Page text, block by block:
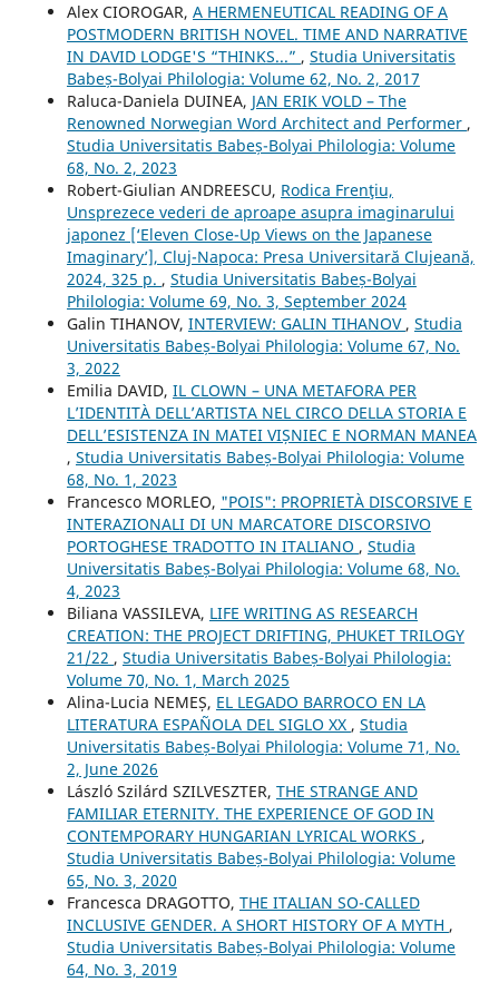
Alex CIOROGAR, A HERMENEUTICAL READING OF A
POSTMODERN BRITISH NOVEL. TIME AND NARRATIVE
IN DAVID LODGE'S “THINKS...” , Studia Universitatis
Babeș-Bolyai Philologia: Volume 62, No. 2, 2017
Raluca-Daniela DUINEA, JAN ERIK VOLD – The
Renowned Norwegian Word Architect and Performer ,
Studia Universitatis Babeș-Bolyai Philologia: Volume
68, No. 2, 2023
Robert-Giulian ANDREESCU, Rodica Frenţiu,
Unsprezece vederi de aproape asupra imaginarului
japonez [‘Eleven Close-Up Views on the Japanese
Imaginary’], Cluj-Napoca: Presa Universitară Clujeană,
2024, 325 p. , Studia Universitatis Babeș-Bolyai
Philologia: Volume 69, No. 3, September 2024
Galin TIHANOV, INTERVIEW: GALIN TIHANOV , Studia
Universitatis Babeș-Bolyai Philologia: Volume 67, No.
3, 2022
Emilia DAVID, IL CLOWN – UNA METAFORA PER
L’IDENTITÀ DELL’ARTISTA NEL CIRCO DELLA STORIA E
DELL’ESISTENZA IN MATEI VIȘNIEC E NORMAN MANEA
, Studia Universitatis Babeș-Bolyai Philologia: Volume
68, No. 1, 2023
Francesco MORLEO, "POIS": PROPRIETÀ DISCORSIVE E
INTERAZIONALI DI UN MARCATORE DISCORSIVO
PORTOGHESE TRADOTTO IN ITALIANO , Studia
Universitatis Babeș-Bolyai Philologia: Volume 68, No.
4, 2023
Biliana VASSILEVA, LIFE WRITING AS RESEARCH
CREATION: THE PROJECT DRIFTING, PHUKET TRILOGY
21/22 , Studia Universitatis Babeș-Bolyai Philologia:
Volume 70, No. 1, March 2025
Alina-Lucia NEMEȘ, EL LEGADO BARROCO EN LA
LITERATURA ESPAÑOLA DEL SIGLO XX , Studia
Universitatis Babeș-Bolyai Philologia: Volume 71, No.
2, June 2026
László Szilárd SZILVESZTER, THE STRANGE AND
FAMILIAR ETERNITY. THE EXPERIENCE OF GOD IN
CONTEMPORARY HUNGARIAN LYRICAL WORKS ,
Studia Universitatis Babeș-Bolyai Philologia: Volume
65, No. 3, 2020
Francesca DRAGOTTO, THE ITALIAN SO-CALLED
INCLUSIVE GENDER. A SHORT HISTORY OF A MYTH ,
Studia Universitatis Babeș-Bolyai Philologia: Volume
64, No. 3, 2019